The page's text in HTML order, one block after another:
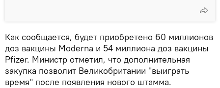
Как сообщается, будет приобретено 60 миллионов
доз вакцины Moderna и 54 миллиона доз вакцины
Pfizer. Министр отметил, что дополнительная
закупка позволит Великобритании "выиграть
время" после появления нового штамма.